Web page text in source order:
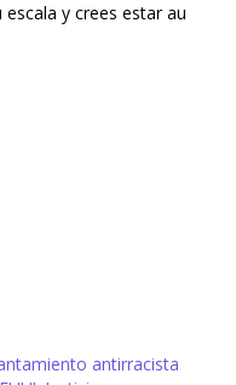
y crees estar au
antirracista